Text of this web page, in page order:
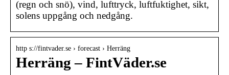
(regn och snö), vind, lufttryck, luftfuktighet, sikt,
solens uppgång och nedgång.
http s://fintvader.se › forecast › Herräng
Herräng – FintVäder.se